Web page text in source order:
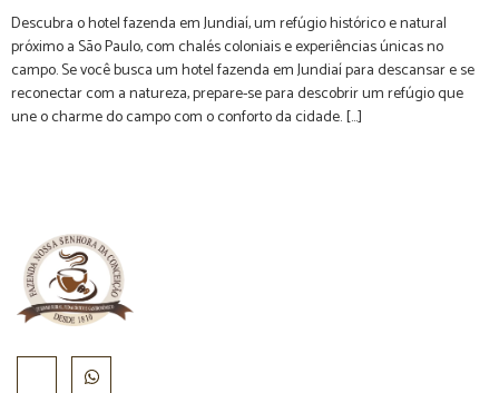
Descubra o hotel fazenda em Jundiaí, um refúgio histórico e natural
próximo a São Paulo, com chalés coloniais e experiências únicas no
campo. Se você busca um hotel fazenda em Jundiaí para descansar e se
reconectar com a natureza, prepare-se para descobrir um refúgio que
une o charme do campo com o conforto da cidade. […]